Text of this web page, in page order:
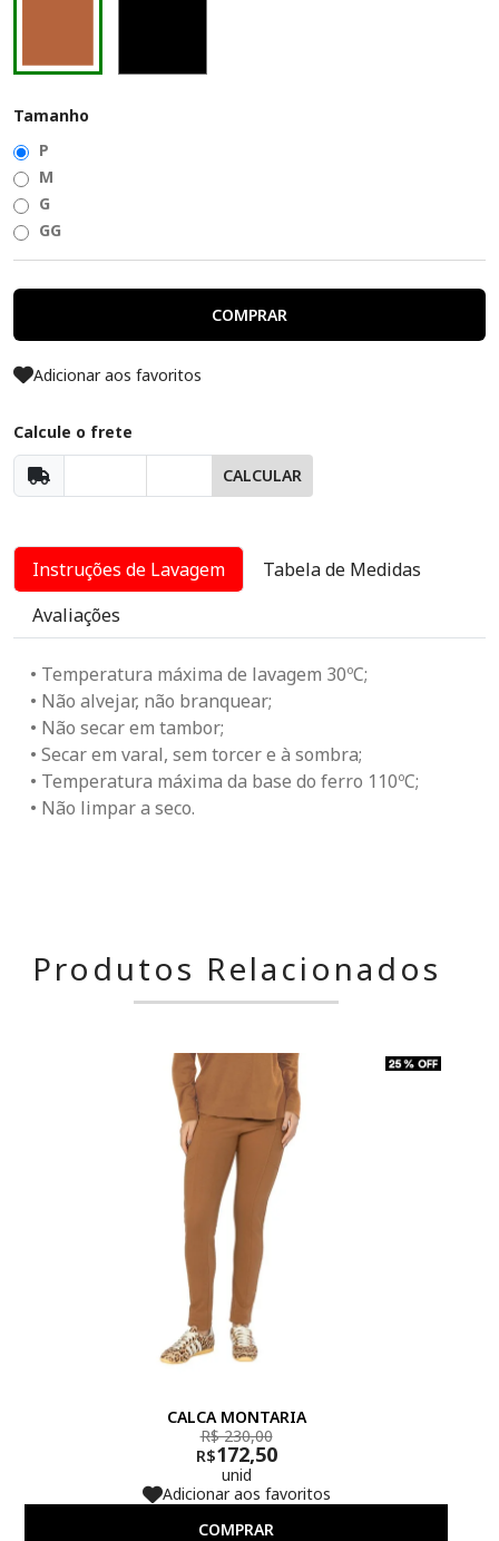
Tamanho
P
M
G
GG
COMPRAR
Adicionar aos favoritos
Calcule o frete
CALCULAR
Instruções de Lavagem
Tabela de Medidas
Avaliações
• Temperatura máxima de lavagem 30ºC;
• Não alvejar, não branquear;
• Não secar em tambor;
• Secar em varal, sem torcer e à sombra;
• Temperatura máxima da base do ferro 110ºC;
• Não limpar a seco.
Produtos Relacionados
CALCA MONTARIA
R$ 230,00
R$172,50
unid
Adicionar aos favoritos
COMPRAR